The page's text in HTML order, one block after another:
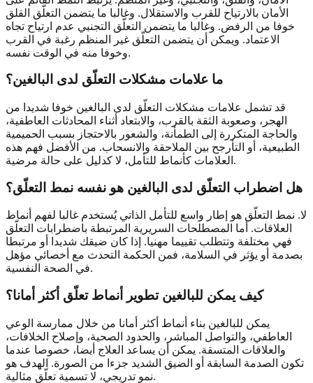
الأمان بالارتياح للقرب والاستقلال. وغالبا ما يتضمن التعلّق القلق
خوفا من الرفض. وغالبا ما يتضمن التعلّق التجنبي عدم ارتياح تجاه
الاعتماد. ويمكن أن يتضمن التعلّق غير المنظم رغبة في القرب
وخوفا منه في الوقت نفسه.
ما علامات مشكلات التعلّق لدى البالغين؟
قد تشمل علامات مشكلات التعلّق لدى البالغين خوفا شديدا من
الهجر، وصعوبة الثقة بالقرب، والابتعاد أثناء المحادثات العاطفية،
والحاجة المتكررة إلى الطمأنة، والشعور بالاحتجاز بسبب الحميمية
الطبيعية، أو التأرجح بين الملاحقة والانسحاب. من الأفضل فهم هذه
العلامات كأنماط للتأمل، لا كدليل على حالة مرضية.
هل اضطراب التعلّق لدى البالغين هو نفسه نمط التعلّق؟
لا. نمط التعلّق هو إطار واسع للتأمل الذاتي يُستخدم غالبا لفهم أنماط
العلاقات. أما المصطلحات السريرية المرتبطة باضطرابات التعلّق
فهي مختلفة وتتطلب تقييما مهنيا. إذا كان ضيقك شديدا أو مرتبطا
بصدمة أو يؤثر في السلامة، فمن الحكمة التحدث مع أخصائي مؤهل
في الصحة النفسية.
كيف يمكن للبالغين تطوير أنماط تعلّق أكثر أمانا؟
يمكن للبالغين بناء أنماط أكثر أمانا من خلال ممارسة الوعي
العاطفي، والتواصل المباشر، والحدود الصحية، وإصلاح الخلافات،
والعلاقات المتسقة. يمكن أن يساعد العلاج أيضا، خصوصا عندما
تكون الصدمة السابقة أو الضيق الشديد جزءا من الصورة. الهدف هو
نمو تدريجي، لا تسمية تعلّق مثالية.